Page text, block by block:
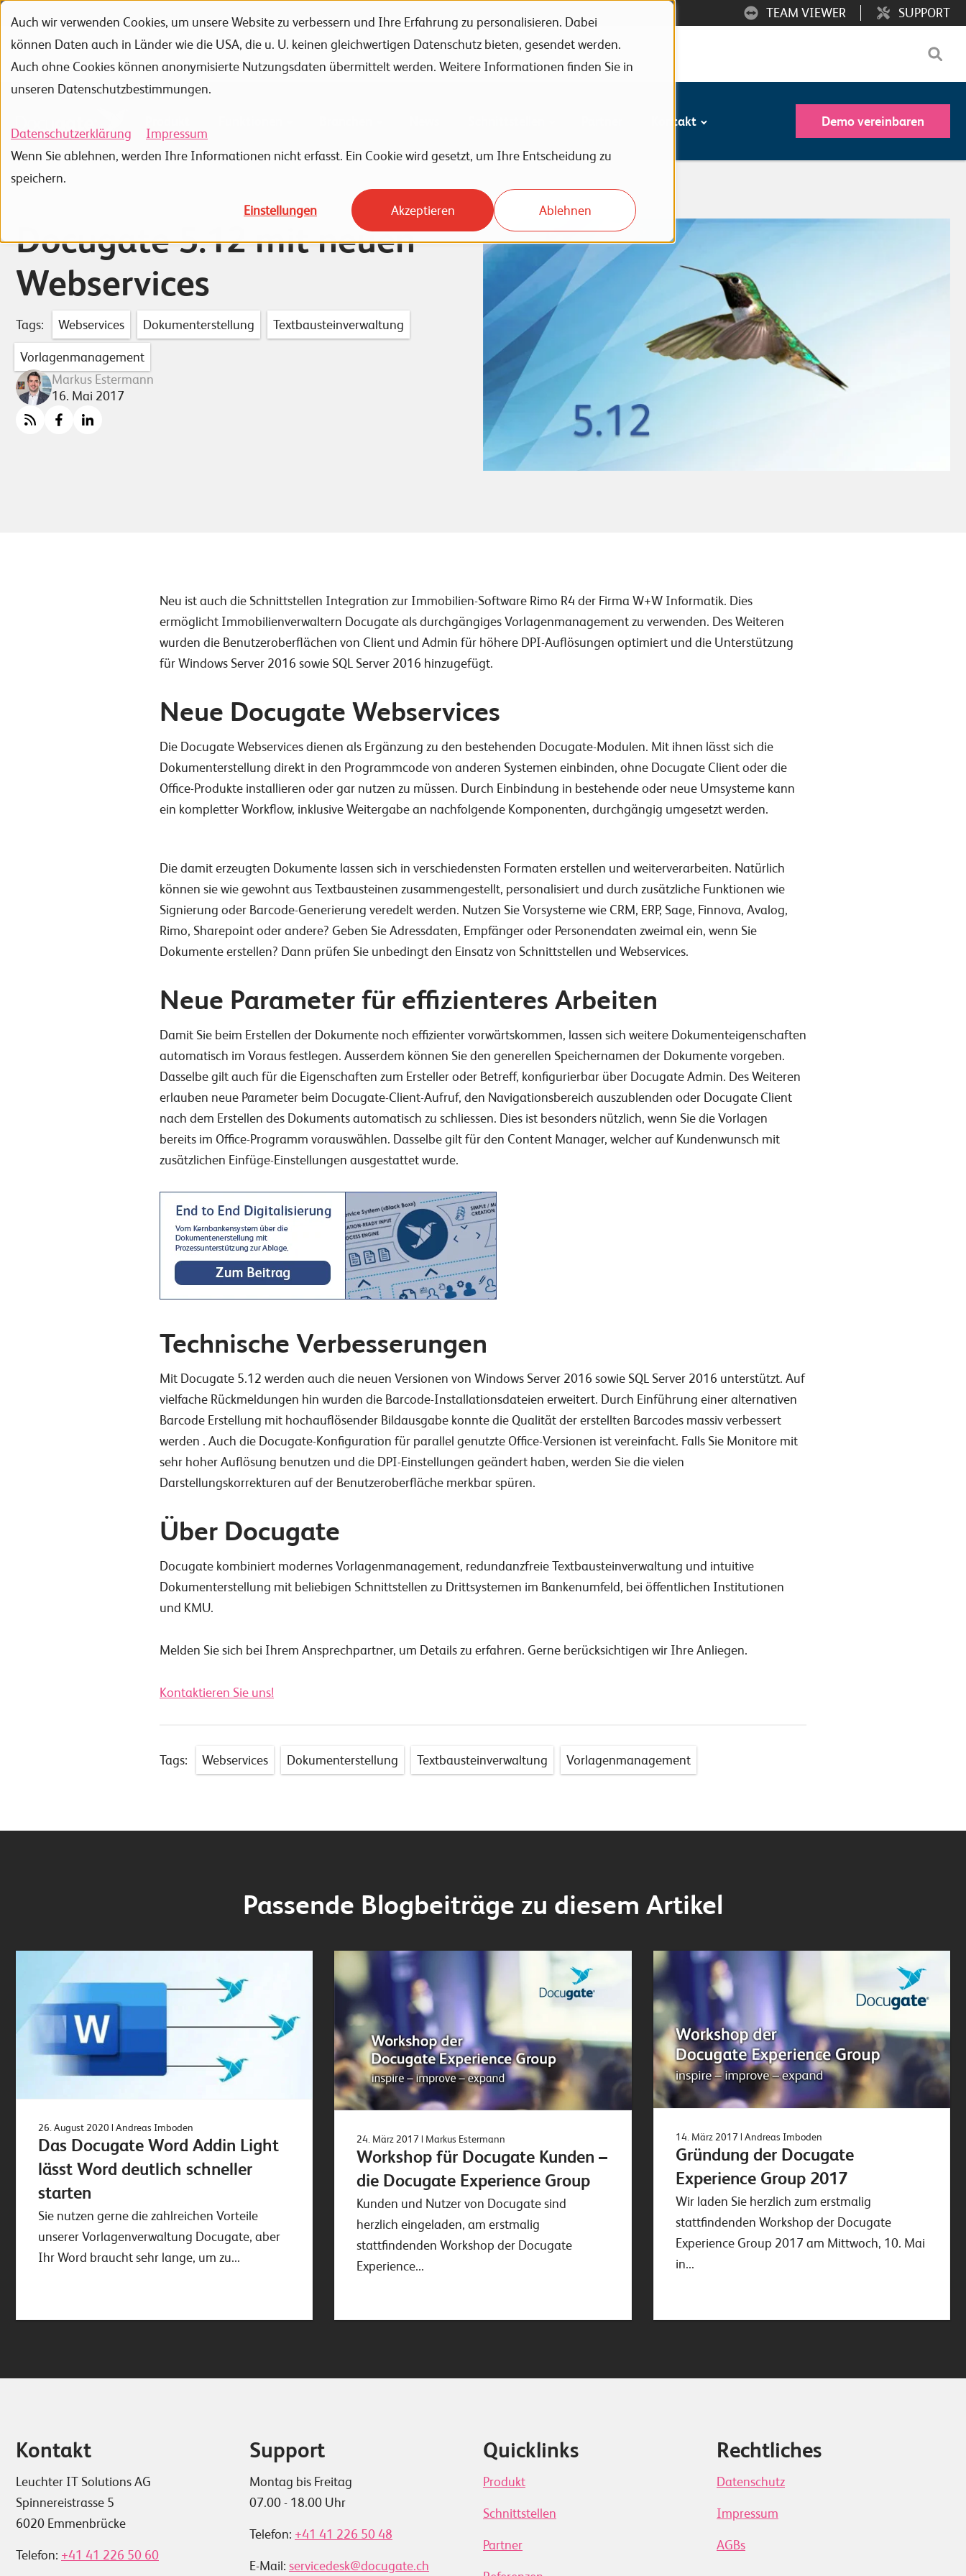
Auch wir verwenden Cookies, um unsere Website zu verbessern und Ihre Erfahrung zu personalisieren. Dabei
können Daten auch in Länder wie die USA, die u. U. keinen gleichwertigen Datenschutz bieten, gesendet werden.
Auch ohne Cookies können anonymisierte Nutzungsdaten übermittelt werden. Weitere Informationen finden Sie in
unseren Datenschutzbestimmungen.
Datenschutzerklärung
Impressum
Wenn Sie ablehnen, werden Ihre Informationen nicht erfasst. Ein Cookie wird gesetzt, um Ihre Entscheidung zu
speichern.
Einstellungen Akzeptieren Ablehnen
Portfolio
Referenzen Unternehmen Karriere News Events
SUPPORT
TEAM VIEWER
Kontakt Demo vereinbaren
Docugate 5.12 mit neuen
Webservices
Tags: Webservices Dokumenterstellung Textbausteinverwaltung
Vorlagenmanagement
Markus Estermann
16. Mai 2017
Neu ist auch die Schnittstellen Integration zur Immobilien-Software Rimo R4 der Firma W+W Informatik. Dies
ermöglicht Immobilienverwaltern Docugate als durchgängiges Vorlagenmanagement zu verwenden. Des Weiteren
wurden die Benutzeroberflächen von Client und Admin für höhere DPI-Auflösungen optimiert und die Unterstützung
für Windows Server 2016 sowie SQL Server 2016 hinzugefügt.
Neue Docugate Webservices
Die Docugate Webservices dienen als Ergänzung zu den bestehenden Docugate-Modulen. Mit ihnen lässt sich die
Dokumenterstellung direkt in den Programmcode von anderen Systemen einbinden, ohne Docugate Client oder die
Office-Produkte installieren oder gar nutzen zu müssen. Durch Einbindung in bestehende oder neue Umsysteme kann
ein kompletter Workflow, inklusive Weitergabe an nachfolgende Komponenten, durchgängig umgesetzt werden.
Die damit erzeugten Dokumente lassen sich in verschiedensten Formaten erstellen und weiterverarbeiten. Natürlich
können sie wie gewohnt aus Textbausteinen zusammengestellt, personalisiert und durch zusätzliche Funktionen wie
Signierung oder Barcode-Generierung veredelt werden. Nutzen Sie Vorsysteme wie CRM, ERP, Sage, Finnova, Avalog,
Rimo, Sharepoint oder andere? Geben Sie Adressdaten, Empfänger oder Personendaten zweimal ein, wenn Sie
Dokumente erstellen? Dann prüfen Sie unbedingt den Einsatz von Schnittstellen und Webservices.
Neue Parameter für effizienteres Arbeiten
Damit Sie beim Erstellen der Dokumente noch effizienter vorwärtskommen, lassen sich weitere Dokumenteigenschaften
automatisch im Voraus festlegen. Ausserdem können Sie den generellen Speichernamen der Dokumente vorgeben.
Dasselbe gilt auch für die Eigenschaften zum Ersteller oder Betreff, konfigurierbar über Docugate Admin. Des Weiteren
erlauben neue Parameter beim Docugate-Client-Aufruf, den Navigationsbereich auszublenden oder Docugate Client
nach dem Erstellen des Dokuments automatisch zu schliessen. Dies ist besonders nützlich, wenn Sie die Vorlagen
bereits im Office-Programm vorauswählen. Dasselbe gilt für den Content Manager, welcher auf Kundenwunsch mit
zusätzlichen Einfüge-Einstellungen ausgestattet wurde.
Technische Verbesserungen
Mit Docugate 5.12 werden auch die neuen Versionen von Windows Server 2016 sowie SQL Server 2016 unterstützt. Auf
vielfache Rückmeldungen hin wurden die Barcode-Installationsdateien erweitert. Durch Einführung einer alternativen
Barcode Erstellung mit hochauflösender Bildausgabe konnte die Qualität der erstellten Barcodes massiv verbessert
werden . Auch die Docugate-Konfiguration für parallel genutzte Office-Versionen ist vereinfacht. Falls Sie Monitore mit
sehr hoher Auflösung benutzen und die DPI-Einstellungen geändert haben, werden Sie die vielen
Darstellungskorrekturen auf der Benutzeroberfläche merkbar spüren.
Über Docugate
Docugate kombiniert modernes Vorlagenmanagement, redundanzfreie Textbausteinverwaltung und intuitive
Dokumenterstellung mit beliebigen Schnittstellen zu Drittsystemen im Bankenumfeld, bei öffentlichen Institutionen
und KMU.
Melden Sie sich bei Ihrem Ansprechpartner, um Details zu erfahren. Gerne berücksichtigen wir Ihre Anliegen.
Kontaktieren Sie uns!
Tags: Webservices Dokumenterstellung Textbausteinverwaltung Vorlagenmanagement
Passende Blogbeiträge zu diesem Artikel
26. August 2020| Andreas Imboden
Das Docugate Word Addin Light
lässt Word deutlich schneller
starten
Sie nutzen gerne die zahlreichen Vorteile
unserer Vorlagenverwaltung Docugate, aber
Ihr Word braucht sehr lange, um zu...
24. März 2017| Markus Estermann
Workshop für Docugate Kunden –
die Docugate Experience Group
Kunden und Nutzer von Docugate sind
herzlich eingeladen, am erstmalig
stattfindenden Workshop der Docugate
Experience...
14. März 2017 | Andreas Imboden
Gründung der Docugate
Experience Group 2017
Wir laden Sie herzlich zum erstmalig
stattfindenden Workshop der Docugate
Experience Group 2017 am Mittwoch, 10. Mai
in...
Kontakt
Leuchter IT Solutions AG
Spinnereistrasse 5
6020 Emmenbrücke
Telefon: +41 41 226 50 60
Support
Montag bis Freitag
07.00 - 18.00 Uhr
Telefon: +41 41 226 50 48
E-Mail: servicedesk@docugate.ch
Quicklinks
Produkt
Schnittstellen
Partner
Rechtliches
Datenschutz
Impressum
AGBs